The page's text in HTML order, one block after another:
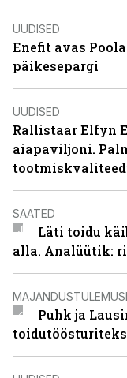
UUDISED
Enefit avas
päikesepargi
UUDISED
Rallistaar Elfyn
aiapaviljoni.
SAATED
Läti toidu
alla. Analüütik:
Puhk ja
toidutöösturiteks